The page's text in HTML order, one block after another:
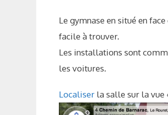
Le gymnase en situé en
facile à trouver.
Les installations sont
les voitures.
Localiser la salle sur la vue